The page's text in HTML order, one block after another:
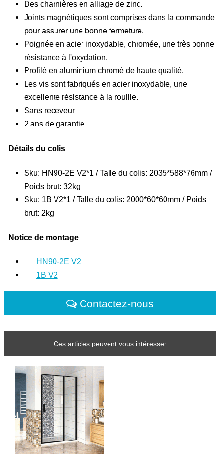
Des charnières en alliage de zinc.
Joints magnétiques sont comprises dans la commande
pour assurer une bonne fermeture.
Poignée en acier inoxydable, chromée, une très bonne
résistance à l'oxydation.
Profilé en aluminium chromé de haute qualité.
Les vis sont fabriqués en acier inoxydable, une
excellente résistance à la rouille.
Sans receveur
2 ans de garantie
Détails du colis
Sku: HN90-2E V2*1 / Talle du colis: 2035*588*76mm /
Poids brut: 32kg
Sku: 1B V2*1 / Talle du colis: 2000*60*60mm / Poids
brut: 2kg
Notice de montage
HN90-2E V2
1B V2
Contactez-nous
Ces articles peuvent vous intéresser